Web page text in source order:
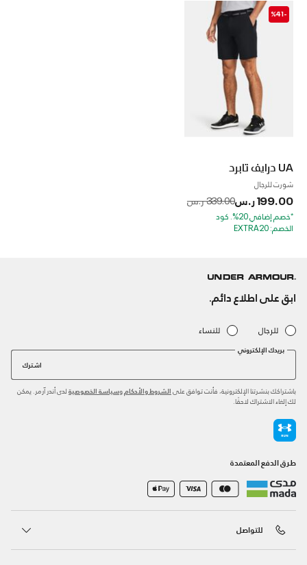
-%41
UA درايف تابرد
شورت للرجال
199.00 ر.س Price reduced from
339.00 ر.س to
*خصم إضافي 20%. كود
الخصم: EXTRA20
ابق على اطلاع دائم.
للرجال للنساء
بريدك الإلكتروني
اشترك
باشتراكك بنشرتنا الإلكترونية، فأنت توافق على الشروط والأحكام وسياسة الخصوصية لدى أندر آرمر. يمكن
لك إلغاء الاشتراك لاحقًا.
طرق الدفع المعتمدة
للتواصل